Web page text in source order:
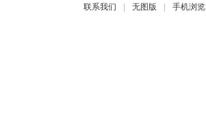
联系我们 | 无图版 | 手机浏览